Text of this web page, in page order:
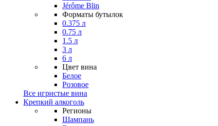
Jérôme Blin
Форматы бутылок
0.375 л
0.75 л
1.5 л
3 л
6 л
Цвет вина
Белое
Розовое
Все игристые вина
Крепкий алкоголь
Регионы
Шампань